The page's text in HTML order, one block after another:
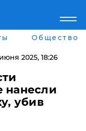
Общество
2025, 18:26
нанесли
убив